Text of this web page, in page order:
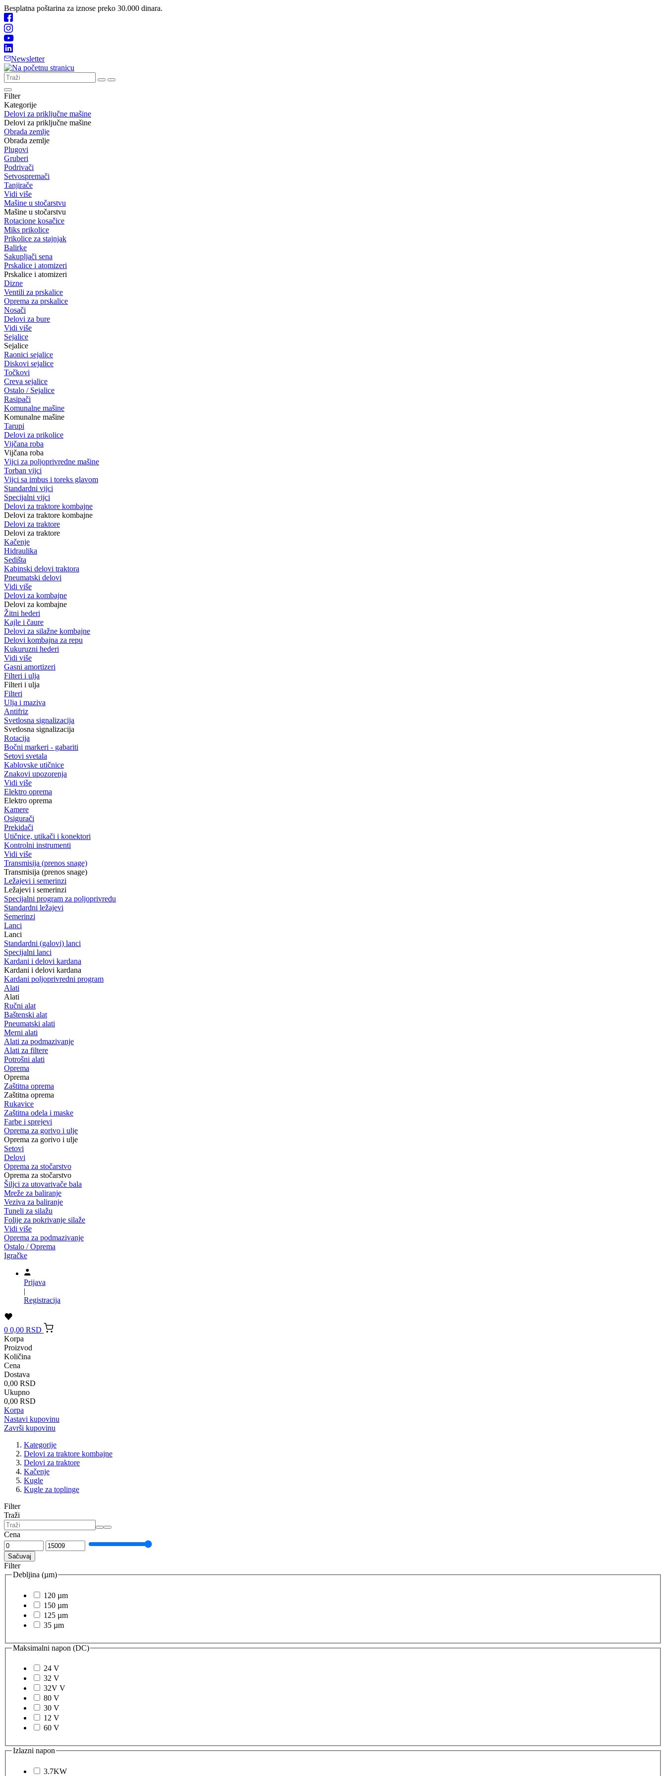
Besplatna poštarina za iznose preko 30.000 dinara.
Newsletter
Filter
Kategorije
Delovi za priključne mašine
Delovi za priključne mašine
Obrada zemlje
Obrada zemlje
Plugovi
Gruberi
Podrivači
Setvospremači
Tanjirače
Vidi više
Mašine u stočarstvu
Mašine u stočarstvu
Rotacione kosačice
Miks prikolice
Prikolice za stajnjak
Balirke
Sakupljači sena
Prskalice i atomizeri
Prskalice i atomizeri
Dizne
Ventili za prskalice
Oprema za prskalice
Nosači
Delovi za bure
Vidi više
Sejalice
Sejalice
Raonici sejalice
Diskovi sejalice
Točkovi
Creva sejalice
Ostalo / Sejalice
Rasipači
Komunalne mašine
Komunalne mašine
Tarupi
Delovi za prikolice
Vijčana roba
Vijčana roba
Vijci za poljoprivredne mašine
Torban vijci
Vijci sa imbus i toreks glavom
Standardni vijci
Specijalni vijci
Delovi za traktore kombajne
Delovi za traktore kombajne
Delovi za traktore
Delovi za traktore
Kačenje
Hidraulika
Sedišta
Kabinski delovi traktora
Pneumatski delovi
Vidi više
Delovi za kombajne
Delovi za kombajne
Žitni hederi
Kajle i čaure
Delovi za silažne kombajne
Delovi kombajna za repu
Kukuruzni hederi
Vidi više
Gasni amortizeri
Filteri i ulja
Filteri i ulja
Filteri
Ulja i maziva
Antifriz
Svetlosna signalizacija
Svetlosna signalizacija
Rotacija
Bočni markeri - gabariti
Setovi svetala
Kablovske utičnice
Znakovi upozorenja
Vidi više
Elektro oprema
Elektro oprema
Kamere
Osigurači
Prekidači
Utičnice, utikači i konektori
Kontrolni instrumenti
Vidi više
Transmisija (prenos snage)
Transmisija (prenos snage)
Ležajevi i semerinzi
Ležajevi i semerinzi
Specijalni program za poljoprivredu
Standardni ležajevi
Semerinzi
Lanci
Lanci
Standardni (galovi) lanci
Specijalni lanci
Kardani i delovi kardana
Kardani i delovi kardana
Kardani poljoprivredni program
Alati
Alati
Ručni alat
Baštenski alat
Pneumatski alati
Merni alati
Alati za podmazivanje
Alati za filtere
Potrošni alati
Oprema
Oprema
Zaštitna oprema
Zaštitna oprema
Rukavice
Zaštitna odela i maske
Farbe i sprejevi
Oprema za gorivo i ulje
Oprema za gorivo i ulje
Setovi
Delovi
Oprema za stočarstvo
Oprema za stočarstvo
Šiljci za utovarivače bala
Mreže za baliranje
Veziva za baliranje
Tuneli za silažu
Folije za pokrivanje silaže
Vidi više
Oprema za podmazivanje
Ostalo / Oprema
Igračke
Prijava
|
Registracija
0 0,00 RSD
Korpa
Proizvod
Količina
Cena
Dostava
0,00 RSD
Ukupno
0,00 RSD
Korpa
Nastavi kupovinu
Završi kupovinu
Kategorije
Delovi za traktore kombajne
Delovi za traktore
Kačenje
Kugle
Kugle za toplinge
Filter
Traži
Cena
Sačuvaj
Filter
Debljina (µm)
120 µm
150 µm
125 µm
35 µm
Maksimalni napon (DC)
24 V
32 V
32V V
80 V
30 V
12 V
60 V
Izlazni napon
3.7KW